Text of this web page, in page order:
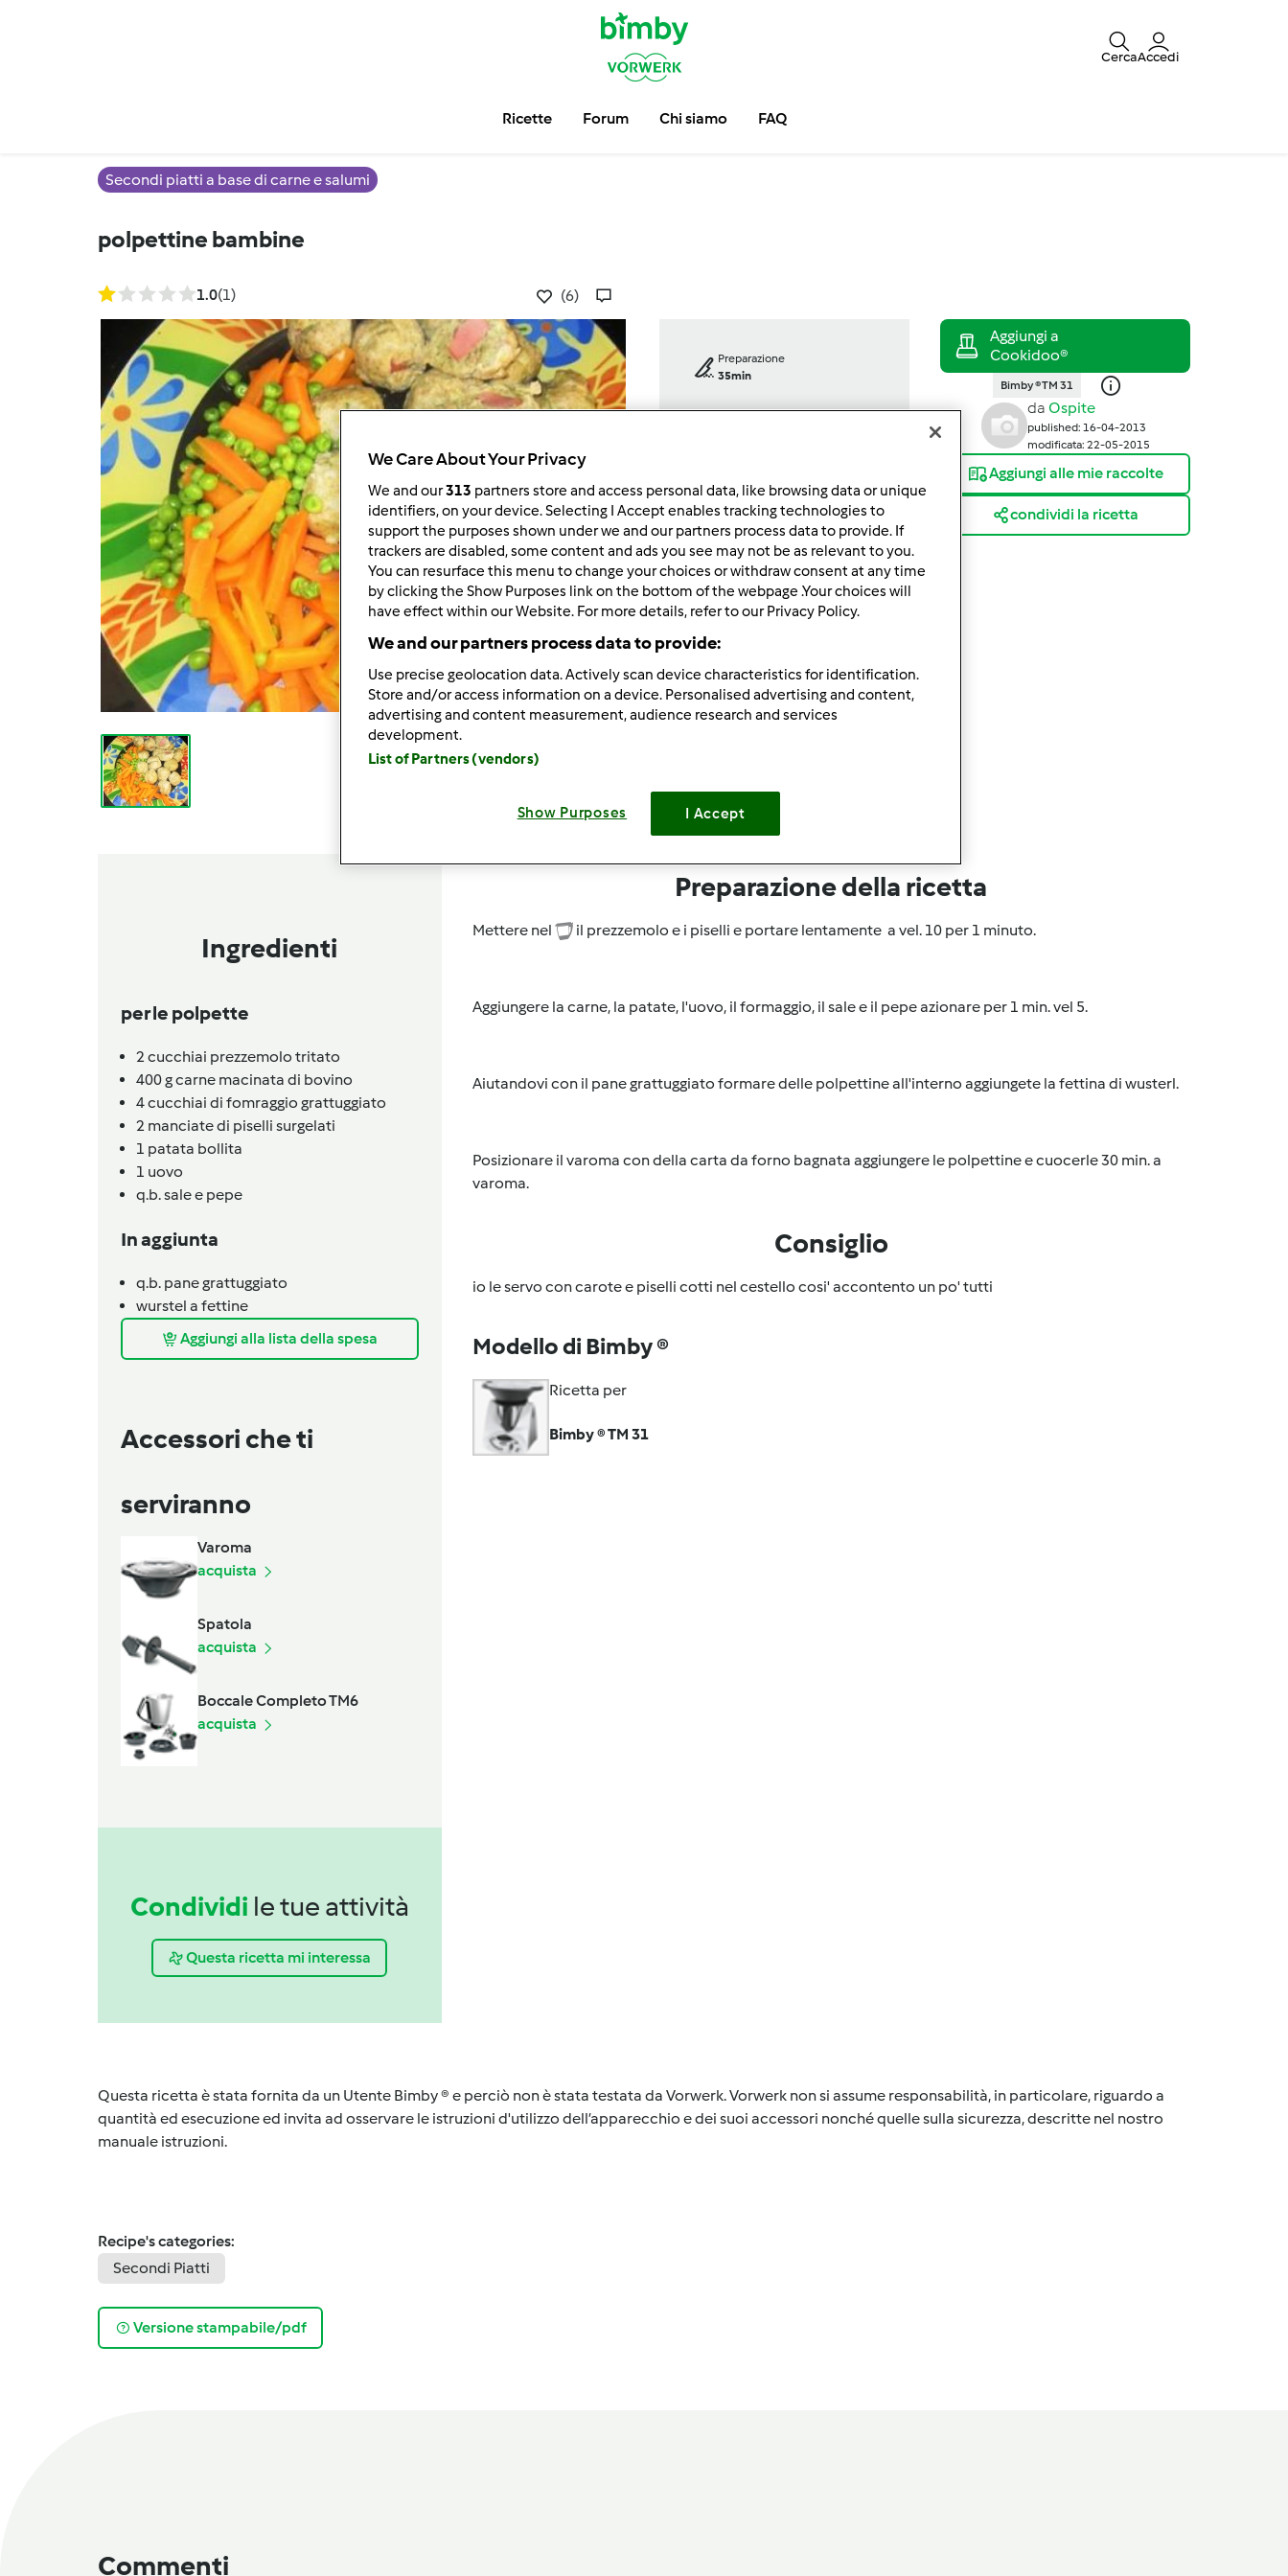
CercaAccedi
Ricette Forum Chi siamo FAQ
Secondi piatti a base di carne e salumi
polpettine bambine
1.0(1) (6)
Preparazione
35min
porzione/porzioni
4persona/persone
Difficoltà
Bimby ® TM 31
da Ospite
published: 16-04-2013
modificata: 22-05-2015
Aggiungi alle mie raccolte
condividi la ricetta
Ingredienti
per le polpette
2cucchiai prezzemolo tritato
400gcarne macinata di bovino
4cucchiai di fomraggio grattuggiato
2 manciate di piselli surgelati
1 patata bollita
1 uovo
q.b.sale e pepe
In aggiunta
q.b. pane grattuggiato
wurstel a fettine
Aggiungi alla lista della spesa
Accessori che ti
serviranno
Varoma
acquista
Spatola
acquista
Boccale Completo TM6
acquista
Condividi le tue attività
Questa ricetta mi interessa
Preparazione della ricetta
Mettere nel il prezzemolo e i piselli e portare lentamente a vel. 10 per 1 minuto.
Aggiungere la carne, la patate, l'uovo, il formaggio, il sale e il pepe azionare per 1 min. vel 5.
Aiutandovi con il pane grattuggiato formare delle polpettine all'interno aggiungete la fettina di wusterl.
Posizionare il varoma con della carta da forno bagnata aggiungere le polpettine e cuocerle 30 min. a
varoma.
Consiglio
io le servo con carote e piselli cotti nel cestello cosi' accontento un po' tutti
Modello di Bimby ®
Ricetta per
Bimby ® TM 31
Questa ricetta è stata fornita da un Utente Bimby ® e perciò non è stata testata da Vorwerk. Vorwerk non si assume responsabilità, in particolare, riguardo a
quantità ed esecuzione ed invita ad osservare le istruzioni d'utilizzo dell’apparecchio e dei suoi accessori nonché quelle sulla sicurezza, descritte nel nostro
manuale istruzioni.
Recipe's categories:
Secondi Piatti
Versione stampabile/pdf
Commenti
We Care About Your Privacy
We and our313 partners store and access personal data, like browsing data or unique
identifiers, on your device. Selecting I Accept enables tracking technologies to
support the purposes shown under we and our partners process data to provide. If
trackers are disabled, some content and ads you see may not be as relevant to you.
You can resurface this menu to change your choices or withdraw consent at any time
by clicking the Show Purposes link on the bottom of the webpage .Your choices will
have effect within our Website. For more details, refer to our Privacy Policy.
We and our partners process data to provide:
Use precise geolocation data. Actively scan device characteristics for identification.
Store and/or access information on a device. Personalised advertising and content,
advertising and content measurement, audience research and services
development.
List of Partners (vendors)
Show Purposes I Accept